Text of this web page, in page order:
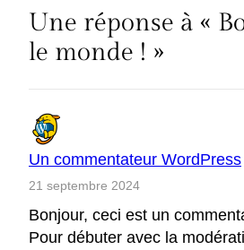
Une réponse à «
le monde ! »
Un commentateur WordPress
21 septembre 2024
Bonjour, ceci est un
Pour débuter avec la